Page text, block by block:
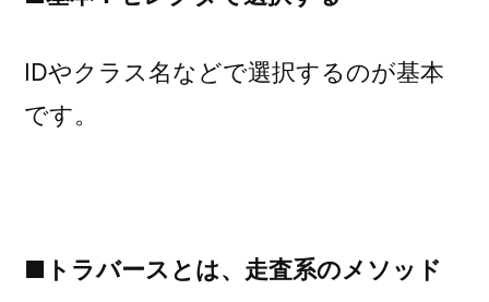
IDやクラス名などで選択するのが基本
です。
■トラバースとは、走査系のメソッド